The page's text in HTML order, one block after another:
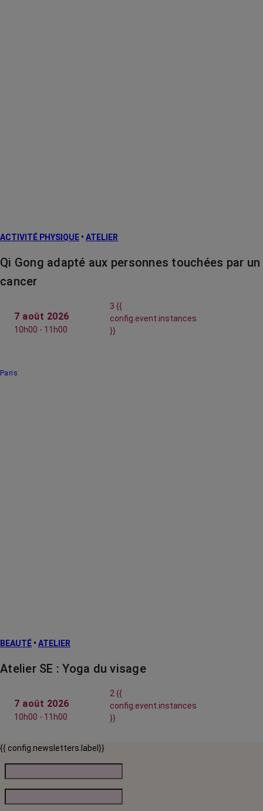
ACTIVITÉ PHYSIQUE • ATELIER
Qi Gong adapté aux personnes touchées par un
cancer
7 août 2026
10h00 - 11h00
3 {{
config.event.instances
}}
Paris
BEAUTÉ • ATELIER
Atelier SE : Yoga du visage
7 août 2026
10h00 - 11h00
2 {{
config.event.instances
}}
{{ config.newsletters.label}}